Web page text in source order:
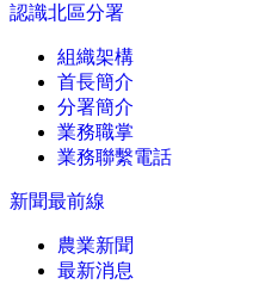
認識北區分署
組織架構
首長簡介
分署簡介
業務職掌
業務聯繫電話
新聞最前線
農業新聞
最新消息